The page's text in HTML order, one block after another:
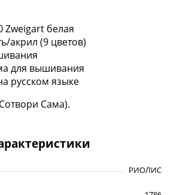
Zweigart белая
акрил (9 цветов)
для вышивания
русском языке
Сама).
РИОЛИС